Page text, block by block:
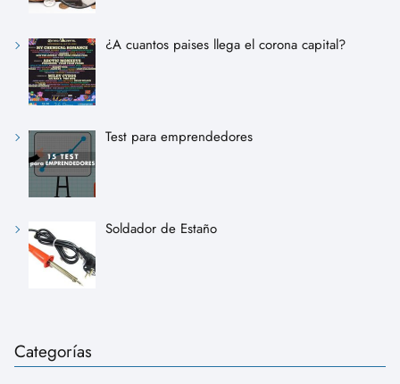
¿A cuantos paises llega el corona capital?
Test para emprendedores
Soldador de Estaño
Categorías